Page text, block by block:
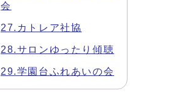
会
27.カトレア社協
28.サロンゆったり傾聴
29.学園台ふれあいの会